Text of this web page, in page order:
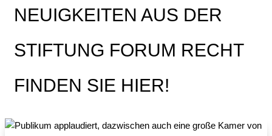
NEUIGKEITEN AUS DER
STIFTUNG FORUM RECHT
FINDEN SIE HIER!